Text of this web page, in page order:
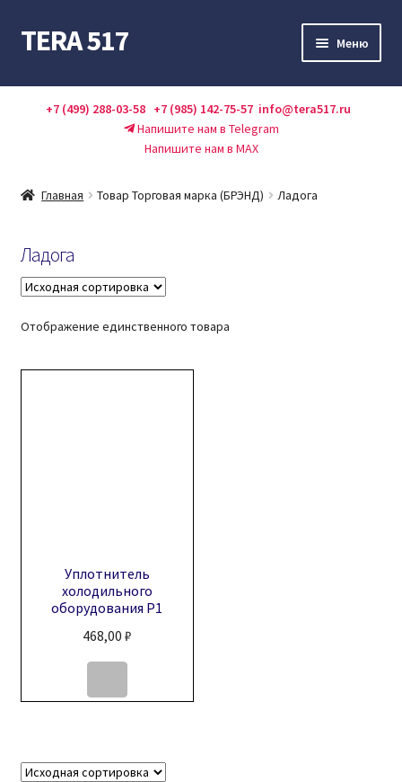
Перейти
Перейти
TERA 517 Меню
Каталог
Контакты
Справочник
+7 (499) 288-03-58 +7 (985) 142-75-57 info@tera517.ru
Напишите нам в Telegram
Напишите нам в MAX
Главная Товар Торговая марка (БРЭНД) Ладога
Ладога
Отображение единственного товара
Уплотнитель
холодильного
оборудования Р1
468,00 ₽